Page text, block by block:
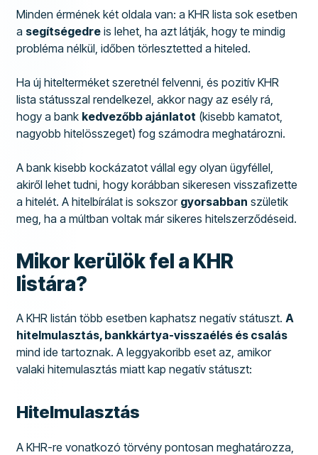
Minden érmének két oldala van: a KHR lista sok esetben
a segítségedre is lehet, ha azt látják, hogy te mindig
probléma nélkül, időben törlesztetted a hiteled.
Ha új hitelterméket szeretnél felvenni, és pozitív KHR
lista státusszal rendelkezel, akkor nagy az esély rá,
hogy a bank kedvezőbb ajánlatot (kisebb kamatot,
nagyobb hitelösszeget) fog számodra meghatározni.
A bank kisebb kockázatot vállal egy olyan ügyféllel,
akiről lehet tudni, hogy korábban sikeresen visszafizette
a hitelét. A hitelbírálat is sokszor gyorsabban születik
meg, ha a múltban voltak már sikeres hitelszerződéseid.
Mikor kerülök fel a KHR
listára?
A KHR listán több esetben kaphatsz negatív státuszt.A
hitelmulasztás, bankkártya-visszaélés és csalás
mind ide tartoznak. A leggyakoribb eset az, amikor
valaki hitemulasztás miatt kap negatív státuszt:
Hitelmulasztás
A KHR-re vonatkozó törvény pontosan meghatározza,